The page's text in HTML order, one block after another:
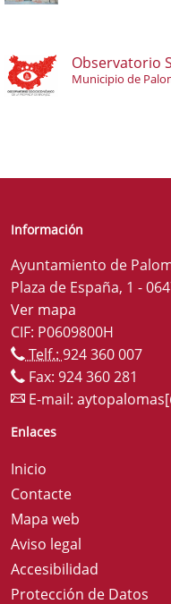
Observatorio
Municipio de
Información
Ayuntamiento de
Plaza de España, 1 -
Ver mapa
CIF: P0609800H
Telf.: 924 360 007
Fax: 924 360 281
E-mail:
Enlaces
Inicio
Contacte
Mapa web
Aviso legal
Accesibilidad
Protección de Datos